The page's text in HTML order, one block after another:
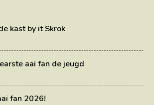
kast by it Skrok
aai fan de jeugd
fan 2026!